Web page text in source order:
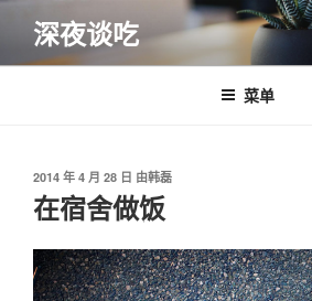
内
深夜谈吃
菜单
发
布
于
2014 年 4 月 28 日 由韩磊
在宿舍做饭